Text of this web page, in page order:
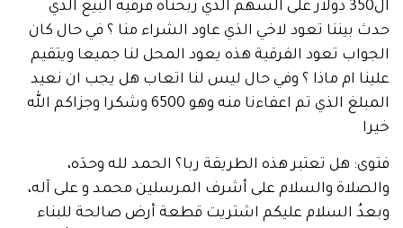
هل تعتبر هذه الطريقة ربا؟ الحمد لله وحدَه،
والسلام على أشرف المرسلين محمد و على آله،
السلام عليكم اشتريت قطعة أرض صالحة للبناء